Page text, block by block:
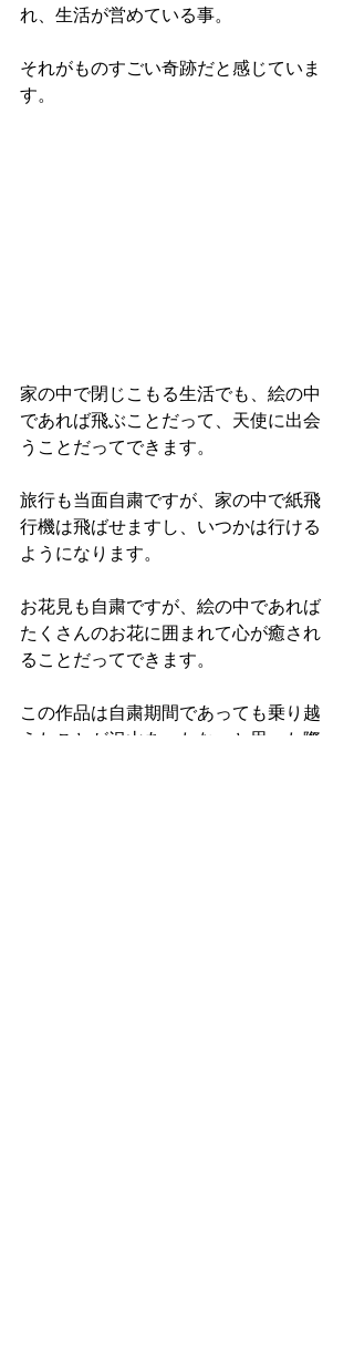
れ、生活が営めている事。
それがものすごい奇跡だと感じていま
す。
家の中で閉じこもる生活でも、絵の中
であれば飛ぶことだって、天使に出会
うことだってできます。
旅行も当面自粛ですが、家の中で紙飛
行機は飛ばせますし、いつかは行ける
ようになります。
お花見も自粛ですが、絵の中であれば
たくさんのお花に囲まれて心が癒され
ることだってできます。
この作品は自粛期間であっても乗り越
えたことが沢山あったな、と思った際